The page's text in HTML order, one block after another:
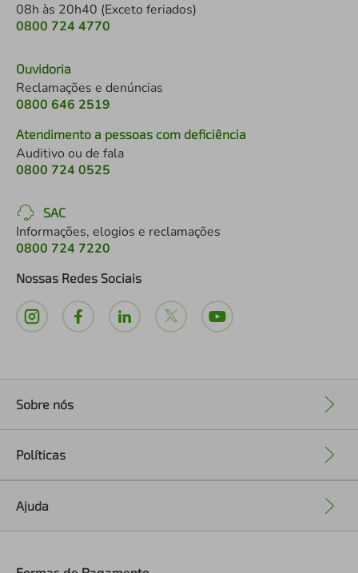
08h às 20h40 (Exceto feriados)
0800 724 4770
Ouvidoria
Reclamações e denúncias
0800 646 2519
Atendimento a pessoas com deficiência
Auditivo ou de fala
0800 724 0525
SAC
Informações, elogios e reclamações
0800 724 7220
Nossas Redes Sociais
Sobre nós
Políticas
Ajuda